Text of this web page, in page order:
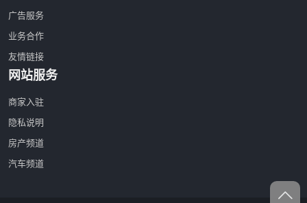
广告服务
业务合作
友情链接
网站服务
商家入驻
隐私说明
房产频道
汽车频道